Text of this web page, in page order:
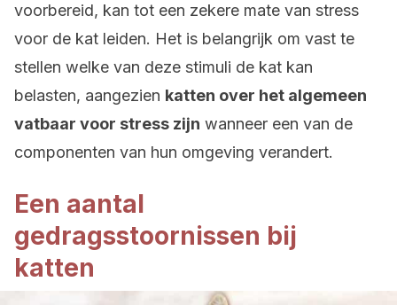
voorbereid, kan tot een zekere mate van stress
voor de kat leiden. Het is belangrijk om vast te
stellen welke van deze stimuli de kat kan
belasten, aangezien katten over het algemeen
vatbaar voor stress zijn wanneer een van de
componenten van hun omgeving verandert.
Een aantal
gedragsstoornissen bij
katten